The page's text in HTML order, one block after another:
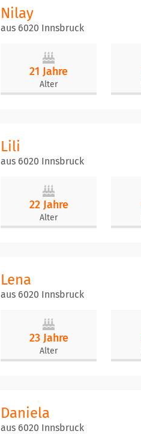
Nilay
aus 6020 Innsbruck
21 Jahre
Alter
Lili
aus 6020 Innsbruck
22 Jahre
Alter
Lena
aus 6020 Innsbruck
23 Jahre
Alter
Daniela
aus 6020 Innsbruck